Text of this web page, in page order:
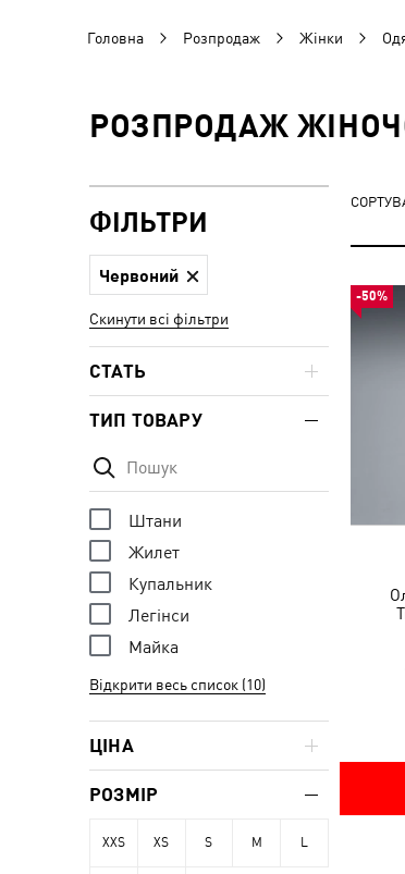
Головна Розпродаж Жінки
РОЗПРОДАЖ
-50%
ФІЛЬТРИ
Червоний
Скинути всі фільтри
СТАТЬ
ТИП ТОВАРУ
Штани
Жилет
Купальник
Легінси
Майка
Відкрити весь список (10)
ЦІНА
РОЗМІР
XXS XS S M L